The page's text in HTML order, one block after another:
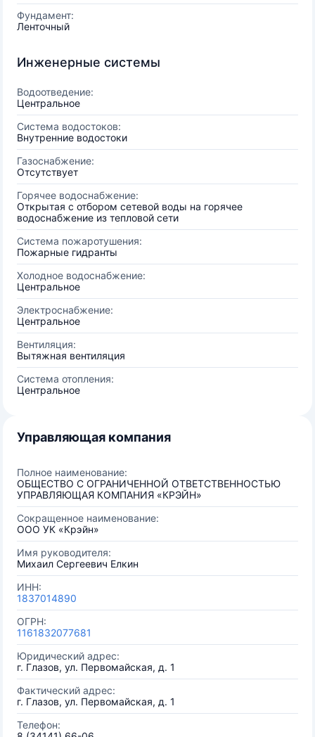
Фундамент:
Ленточный
Инженерные системы
Водоотведение:
Центральное
Система водостоков:
Внутренние водостоки
Газоснабжение:
Отсутствует
Горячее водоснабжение:
Открытая с отбором сетевой воды на горячее
водоснабжение из тепловой сети
Система пожаротушения:
Пожарные гидранты
Холодное водоснабжение:
Центральное
Электроснабжение:
Центральное
Вентиляция:
Вытяжная вентиляция
Система отопления:
Центральное
Управляющая компания
Полное наименование:
ОБЩЕСТВО С ОГРАНИЧЕННОЙ ОТВЕТСТВЕННОСТЬЮ
УПРАВЛЯЮЩАЯ КОМПАНИЯ «КРЭЙН»
Сокращенное наименование:
ООО УК «Крэйн»
Имя руководителя:
Михаил Сергеевич Елкин
ИНН:
1837014890
ОГРН:
1161832077681
Юридический адрес:
г. Глазов, ул. Первомайская, д. 1
Фактический адрес:
г. Глазов, ул. Первомайская, д. 1
Телефон: